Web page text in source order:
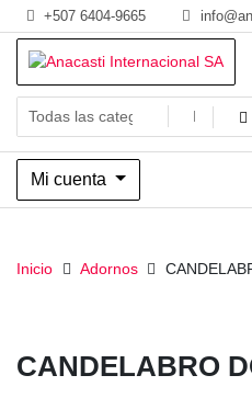
Saltar
al
contenido
+507 6404-9665
Anacasti
Ventas de productos al por
navidad, religioso y adornos
Mi cuenta
Inicio Adornos
CANDELABRO